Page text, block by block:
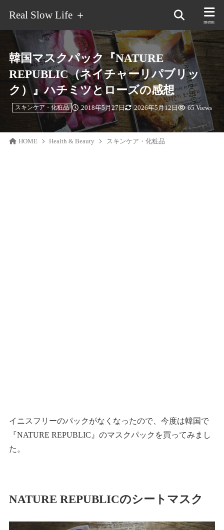
Real Slow Life ＋
韓国マスクパック『NATURE
REPUBLIC（ネイチャーリパブリッ
ク）』ハチミツとローズの感想
2018年5月27日 2026年5月12日
スキンケア・化粧品 65 Views
HOME Health & Beauty スキンケア・化粧品
イニスフリーのパックがなくなったので、今度は韓国で
『NATURE REPUBLIC』のマスクパックを買ってみまし
た。
NATURE REPUBLICのシートマスク